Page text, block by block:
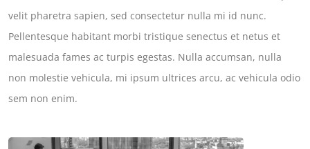
velit pharetra sapien, sed consectetur nulla mi id nunc.
Pellentesque habitant morbi tristique senectus et netus et
malesuada fames ac turpis egestas. Nulla accumsan, nulla
non molestie vehicula, mi ipsum ultrices arcu, ac vehicula odio
sem non enim.